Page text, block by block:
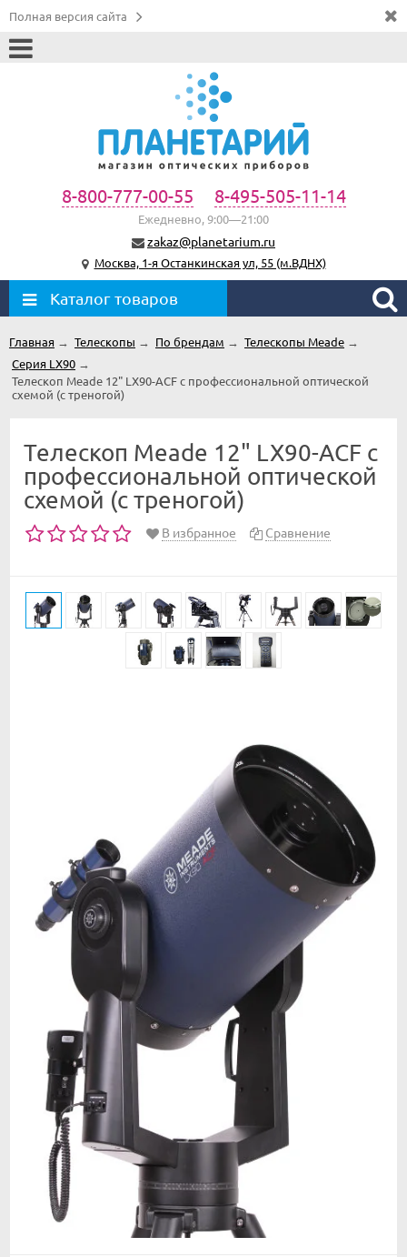
Полная версия сайта
8-800-777-00-55 8-495-505-11-14
Ежедневно, 9:00—21:00
zakaz@planetarium.ru
Москва, 1-я Останкинская ул, 55 (м.ВДНХ)
Каталог товаров
Главная → Телескопы → По брендам → Телескопы Meade →
Серия LX90 →
Телескоп Meade 12" LX90-ACF с профессиональной оптической
схемой (с треногой)
Телескоп Meade 12" LX90-ACF с
профессиональной оптической
схемой (с треногой)
В избранное Сравнение